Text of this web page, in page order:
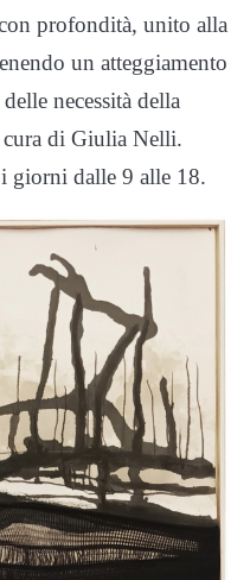
profondità, unito alla
un atteggiamento
necessità della
di Giulia Nelli.
giorni dalle 9 alle 18.